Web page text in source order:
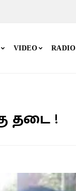
VIDEO RADIO
தடை !